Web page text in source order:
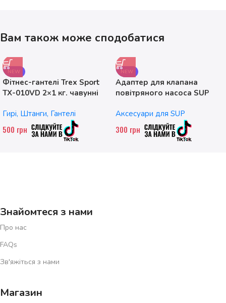
Вам також може сподобатися
NEW
Фітнес-гантелі Trex Sport
TX-010VD 2×1 кг. чавунні
Гирі, Штанги, Гантелі
500 грн
NEW
Адаптер для клапана
повітряного насоса SUP
Аксесуари для SUP
300 грн
Знайомтеся з нами
Про нас
FAQs
Зв'яжіться з нами
Магазин